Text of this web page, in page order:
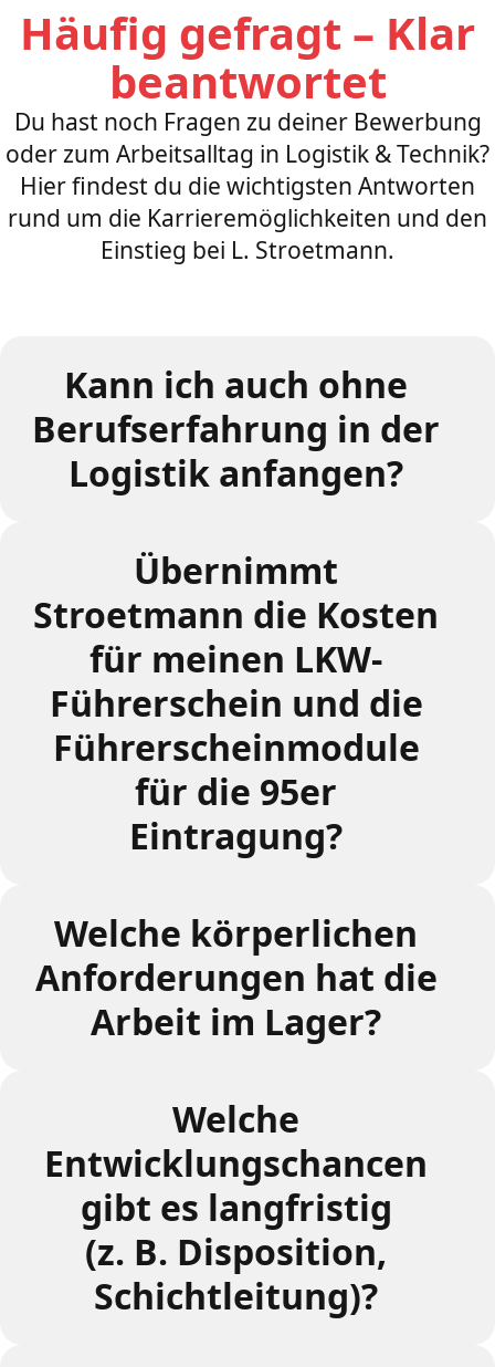
Häufig gefragt – Klar
beantwortet
Du hast noch Fragen zu deiner Bewerbung
oder zum Arbeitsalltag in Logistik & Technik?
Hier findest du die wichtigsten Antworten
rund um die Karrieremöglichkeiten und den
Einstieg bei L. Stroetmann.
Kann ich auch ohne
Berufserfahrung in der
Logistik anfangen?
Übernimmt
Stroetmann die Kosten
für meinen LKW-
Führerschein und die
Führerscheinmodule
für die 95er
Eintragung?
Welche körperlichen
Anforderungen hat die
Arbeit im Lager?
Welche
Entwicklungschancen
gibt es langfristig
(z. B. Disposition,
Schichtleitung)?